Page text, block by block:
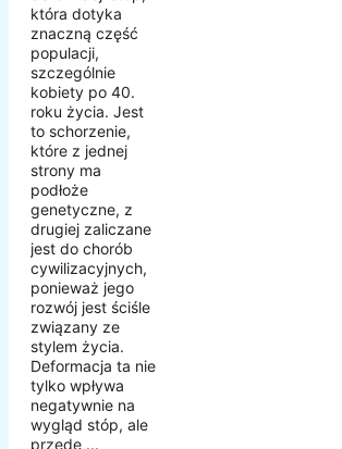
która dotyka
znaczną część
populacji,
szczególnie
kobiety po 40.
roku życia. Jest
to schorzenie,
które z jednej
strony ma
podłoże
genetyczne, z
drugiej zaliczane
jest do chorób
cywilizacyjnych,
ponieważ jego
rozwój jest ściśle
związany ze
stylem życia.
Deformacja ta nie
tylko wpływa
negatywnie na
wygląd stóp, ale
przede ...